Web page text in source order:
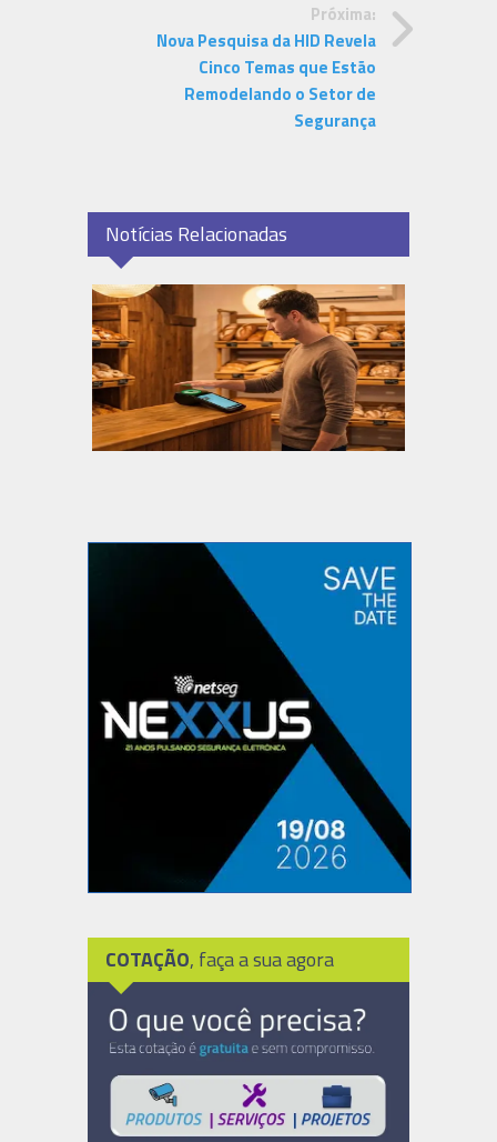
Próxima:
Nova Pesquisa da HID Revela
Cinco Temas que Estão
Remodelando o Setor de
Segurança
Notícias Relacionadas
COTAÇÃO, faça a sua agora